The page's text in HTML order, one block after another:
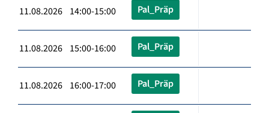
11.08.2026 14:00-15:00 Pal_Präp
11.08.2026 15:00-16:00 Pal_Präp
11.08.2026 16:00-17:00 Pal_Präp